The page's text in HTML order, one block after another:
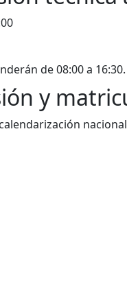
de 08:00 a 16:30.
y